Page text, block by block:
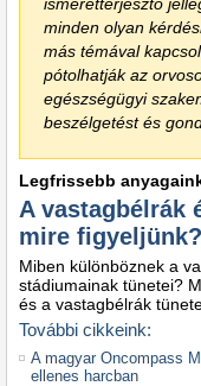
minden olyan
más témával
pótolhatják az
egészségügyi
beszélgetést és
Legfrissebb
A vastagbélrák
mire figyeljünk?
Miben különböznek a
stádiumainak tünetei?
és a vastagbélrák
További cikkeink:
A magyar Oncompass
ellenes harcban